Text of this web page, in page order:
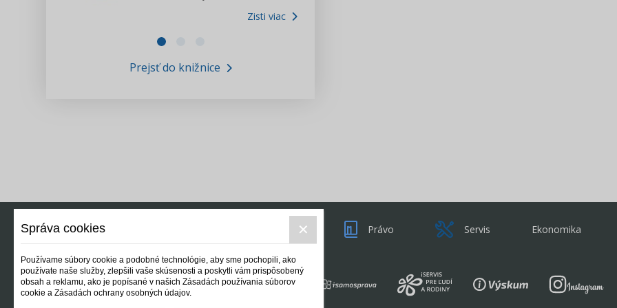
Informácie COVID19
Zisti viac
Prejsť do knižnice
Právo Servis Ekonomika
Správa cookies
Používame súbory cookie a podobné technológie, aby sme pochopili, ako
používate naše služby, zlepšili vaše skúsenosti a poskytli vám prispôsobený
obsah a reklamu, ako je popísané v našich Zásadách používania súborov
cookie a Zásadách ochrany osobných údajov.